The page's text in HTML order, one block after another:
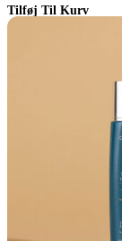
Tilføj Til Kurv